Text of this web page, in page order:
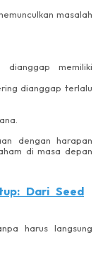
masalah
memiliki
dianggap terlalu
dengan harapan
di masa depan
Dari Seed
harus langsung